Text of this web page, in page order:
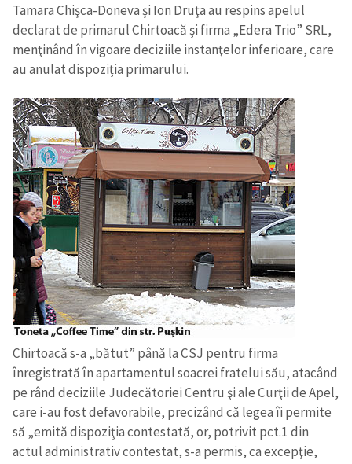
Tamara Chişca-Doneva şi Ion Druţa au respins apelul
declarat de primarul Chirtoacă şi firma „Edera Trio” SRL,
menţinând în vigoare deciziile instanţelor inferioare, care
au anulat dispoziţia primarului.
Chirtoacă s-a „bătut” până la CSJ pentru firma
înregistrată în apartamentul soacrei fratelui său, atacând
pe rând deciziile Judecătoriei Centru şi ale Curţii de Apel,
care i-au fost defavorabile, precizând că legea îi permite
să „emită dispoziţia contestată, or, potrivit pct.1 din
actul administrativ contestat, s-a permis, ca excepţie,